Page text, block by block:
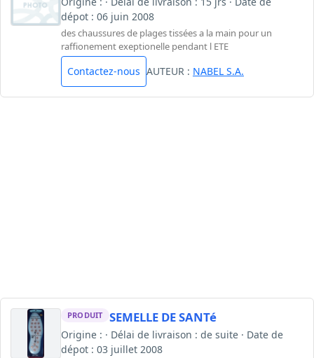
dépot : 06 juin 2008
des chaussures de plages tissées a la main pour un
raffionement exeptionelle pendant l ETE
Contactez-nous AUTEUR : NABEL S.A.
PRODUIT SEMELLE DE SANTé
Origine : · Délai de livraison : de suite · Date de
dépot : 03 juillet 2008